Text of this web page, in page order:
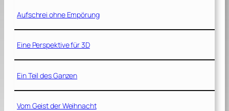
Aufschrei ohne Empörung
Eine Perspektive für 3D
Ein Teil des Ganzen
Vom Geist der Weihnacht